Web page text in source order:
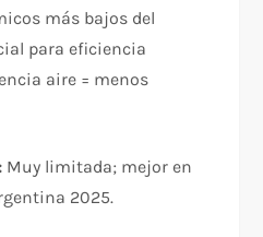
más bajos del
para eficiencia
aire = menos
Muy limitada; mejor en
2025.